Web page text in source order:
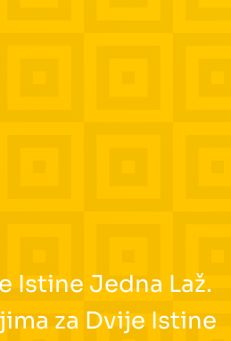
Istine Jedna Laž.
za Dvije Istine